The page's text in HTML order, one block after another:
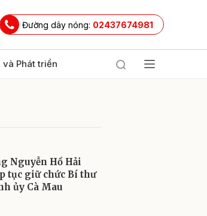
Đường dây nóng: 02437674981
và Phát triển
Nguyễn Hồ Hải
tục giữ chức Bí thư
ủy Cà Mau